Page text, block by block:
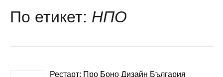
По етикет: НПО
Рестарт: Про Боно Дизайн България